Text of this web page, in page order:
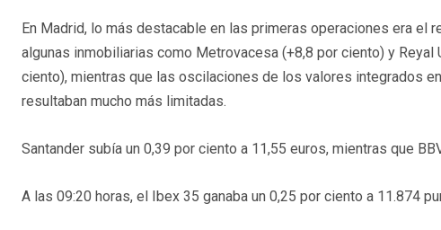
En Madrid, lo más destacable en las primeras operaciones era el
algunas inmobiliarias como Metrovacesa (+8,8 por ciento) y Reyal
ciento), mientras que las oscilaciones de los valores integrados
resultaban mucho más limitadas.
Santander subía un 0,39 por ciento a 11,55 euros, mientras que
A las 09:20 horas, el Ibex 35 ganaba un 0,25 por ciento a 11.874